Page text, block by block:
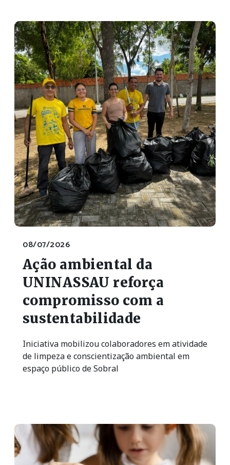
08/07/2026
Ação ambiental da
UNINASSAU reforça
compromisso com a
sustentabilidade
Iniciativa mobilizou colaboradores em atividade
de limpeza e conscientização ambiental em
espaço público de Sobral